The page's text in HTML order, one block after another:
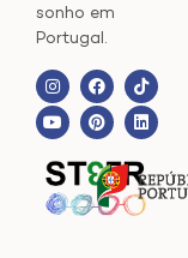
sonho em
Portugal.